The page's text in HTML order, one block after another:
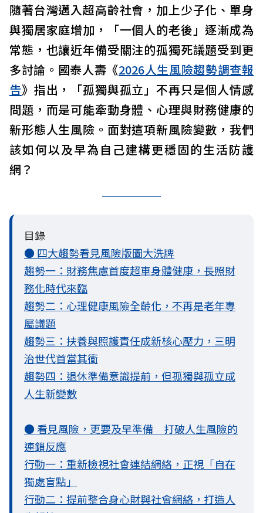
隨著台灣邁入超高齡社會，加上少子化、單身
與獨居家庭增加，「一個人的老後」逐漸成為
常態，也讓近年備受關注的孤獨死議題受到更
多討論。國泰人壽《2026人生風險趨勢調查報
告》指出，「孤獨與孤立」不再只是個人情感
問題，而是可能牽動身體、心理與財務健康的
新形態人生風險。面對這項新風險變數，我們
該如何以及早為自己建構更穩固的生活防護
網？
目錄
● 四大趨勢看見風險版圖大洗牌
趨勢一：財務焦慮首度超車身體健康，長照財
務化時代來臨
趨勢二：心理健康風險全齡化，不再是老年專
屬議題
趨勢三：扶養與照護責任成新核心壓力，三明
治世代首當其衝
趨勢四：退休準備意識提前，但孤獨與孤立成
人生新變數
● 看見風險，更要及早準備 打破人生風險的
連鎖反應
行動一：重新檢視社會連結網絡，正視「自在
獨處盲點」
行動二：提前整合身心財與社會網絡，打造人